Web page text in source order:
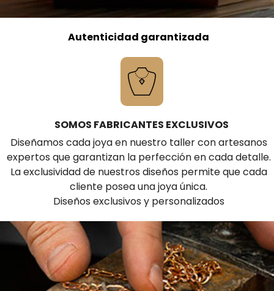
Autenticidad garantizada
SOMOS FABRICANTES EXCLUSIVOS
Diseñamos cada joya en nuestro taller con artesanos
expertos que garantizan la perfección en cada detalle.
La exclusividad de nuestros diseños permite que cada
cliente posea una joya única.
Diseños exclusivos y personalizados